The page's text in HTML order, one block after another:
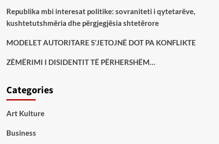
Republika mbi interesat politike: sovraniteti i qytetarëve,
kushtetutshmëria dhe përgjegjësia shtetërore
MODELET AUTORITARE S’JETOJNË DOT PA KONFLIKTE
ZËMËRIMI I DISIDENTIT TË PËRHERSHËM…
Categories
Art Kulture
Business